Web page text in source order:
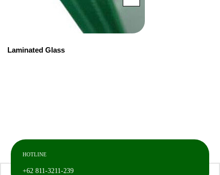
Laminated Glass
HOTLINE
+62 811-3211-239